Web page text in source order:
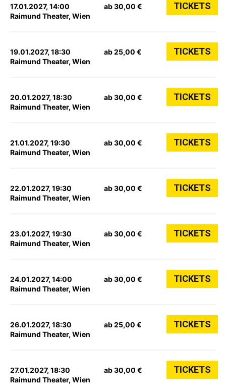
17.01.2027, 14:00
Raimund Theater, Wien
ab 30,00 € TICKETS
19.01.2027, 18:30
Raimund Theater, Wien
ab 25,00 € TICKETS
20.01.2027, 18:30
Raimund Theater, Wien
ab 30,00 € TICKETS
21.01.2027, 19:30
Raimund Theater, Wien
ab 30,00 € TICKETS
22.01.2027, 19:30
Raimund Theater, Wien
ab 30,00 € TICKETS
23.01.2027, 19:30
Raimund Theater, Wien
ab 30,00 € TICKETS
24.01.2027, 14:00
Raimund Theater, Wien
ab 30,00 € TICKETS
26.01.2027, 18:30
Raimund Theater, Wien
ab 25,00 € TICKETS
27.01.2027, 18:30
Raimund Theater, Wien
ab 30,00 € TICKETS